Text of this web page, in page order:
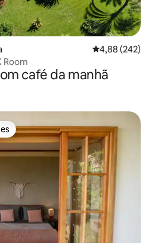
4,88 de uma
4,88 (242)
Room
café da manhã
dos hóspedes